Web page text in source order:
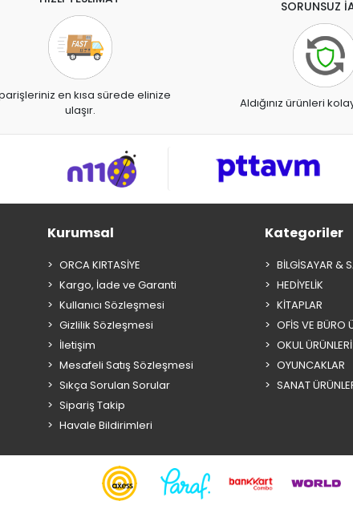
en kısa sürede elinize
ulaşır.
SORUNSUZ
Aldığınız ürünleri
Kurumsal
ORCA KIRTASİYE
Kargo, İade ve Garanti
Kullanıcı Sözleşmesi
Gizlilik Sözleşmesi
İletişim
Mesafeli Satış Sözleşmesi
Sıkça Sorulan Sorular
Sipariş Takip
Havale Bildirimleri
Kategoriler
BİLGİSAYAR &
HEDİYELİK
KİTAPLAR
OFİS VE BÜRO
OKUL ÜRÜNLERİ
OYUNCAKLAR
SANAT